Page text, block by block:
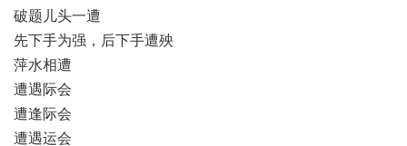
破题儿头一遭
先下手为强，后下手遭殃
萍水相遭
遭遇际会
遭逢际会
遭遇运会